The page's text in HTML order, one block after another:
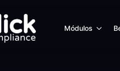
Módulos